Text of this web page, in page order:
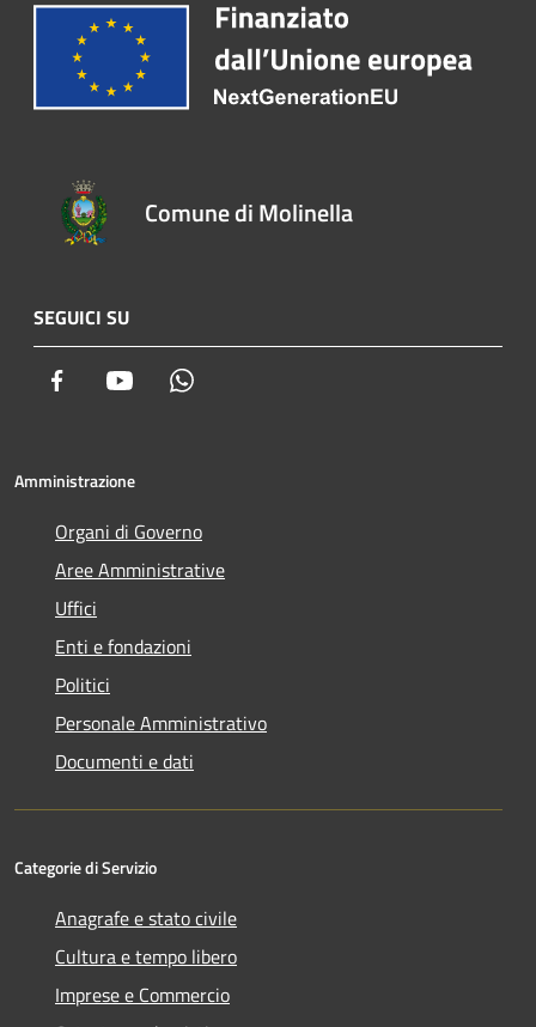
Comune di Molinella
SEGUICI SU
Facebook Youtube
Amministrazione
Organi di Governo
Aree Amministrative
Uffici
Enti e fondazioni
Politici
Personale Amministrativo
Documenti e dati
Categorie di Servizio
Anagrafe e stato civile
Cultura e tempo libero
Imprese e Commercio